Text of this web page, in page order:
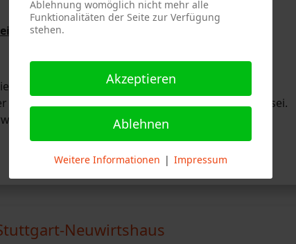
vom 26.02.2026:
Stuttgart gemeldet, dass es zu einer
Ottmarsheimerstraße in Stammheim gekommen sei.
4 aus Feuerbach sowie die Freiwillige
Neuwirtshaus
Ablehnung womöglich nicht mehr alle
Funktionalitäten der Seite zur Verfügung
stehen.
Akzeptieren
Ablehnen
Weitere Informationen | Impressum